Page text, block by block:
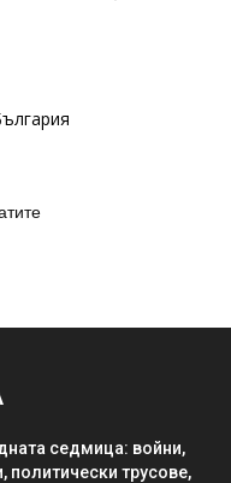
седмица: войни,
политически трусове,